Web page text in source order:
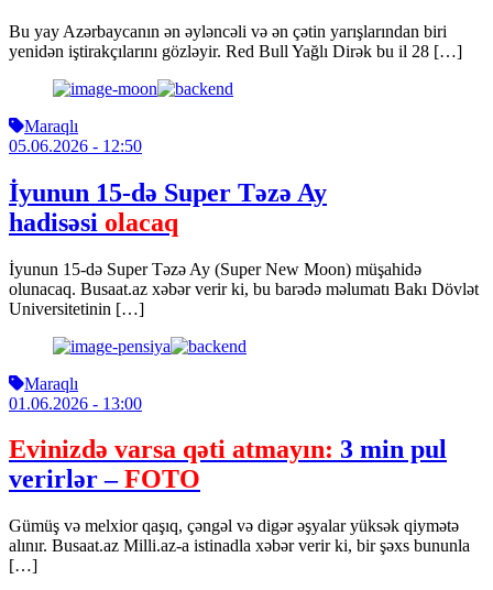
Bu yay Azərbaycanın ən əyləncəli və ən çətin yarışlarından biri
yenidən iştirakçılarını gözləyir. Red Bull Yağlı Dirək bu il 28 […]
Maraqlı
05.06.2026 - 12:50
İyunun 15-də Super Təzə Ay
hadisəsi olacaq
İyunun 15-də Super Təzə Ay (Super New Moon) müşahidə
olunacaq. Busaat.az xəbər verir ki, bu barədə məlumatı Bakı Dövlət
Universitetinin […]
Maraqlı
01.06.2026 - 13:00
Evinizdə varsa qəti atmayın: 3 min pul
verirlər –FOTO
Gümüş və melxior qaşıq, çəngəl və digər əşyalar yüksək qiymətə
alınır. Busaat.az Milli.az-a istinadla xəbər verir ki, bir şəxs bununla
[…]